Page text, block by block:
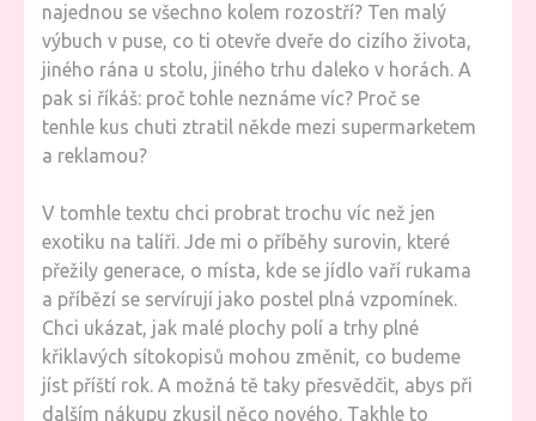
najednou se všechno kolem rozostří? Ten malý
výbuch v puse, co ti otevře dveře do cizího života,
jiného rána u stolu, jiného trhu daleko v horách. A
pak si říkáš: proč tohle neznáme víc? Proč se
tenhle kus chuti ztratil někde mezi supermarketem
a reklamou?
V tomhle textu chci probrat trochu víc než jen
exotiku na talíři. Jde mi o příběhy surovin, které
přežily generace, o místa, kde se jídlo vaří rukama
a příbězí se servírují jako postel plná vzpomínek.
Chci ukázat, jak malé plochy polí a trhy plné
křiklavých sítokopisů mohou změnit, co budeme
jíst příští rok. A možná tě taky přesvědčit, abys při
dalším nákupu zkusil něco nového. Takhle to